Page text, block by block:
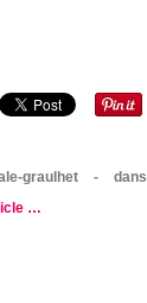
graulhet - dans
…